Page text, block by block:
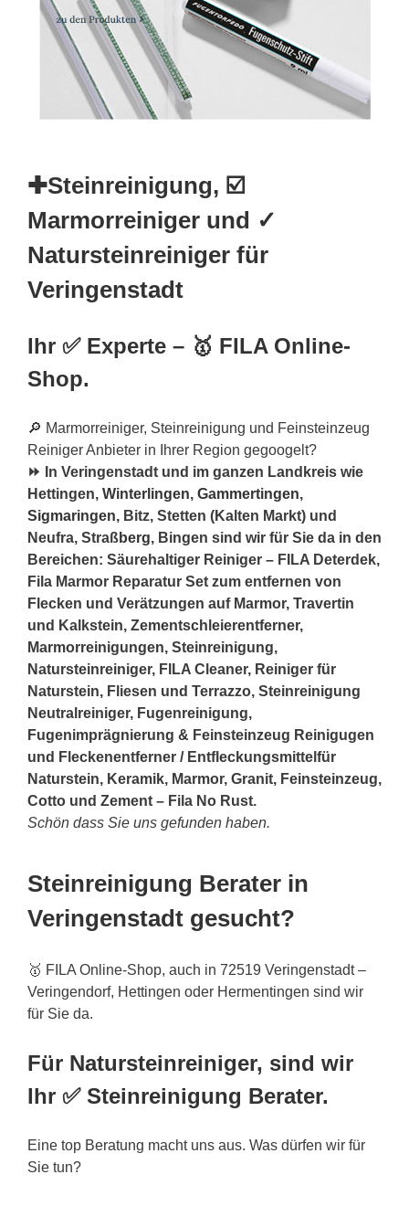
✚Steinreinigung, ☑️
Marmorreiniger und ✓
Natursteinreiniger für
Veringenstadt
Ihr ✅ Experte – 🥇 FILA Online-
Shop.
🔎 Marmorreiniger, Steinreinigung und Feinsteinzeug
Reiniger Anbieter in Ihrer Region gegoogelt?
⏩ In Veringenstadt und im ganzen Landkreis wie
Hettingen, Winterlingen, Gammertingen,
Sigmaringen, Bitz, Stetten (Kalten Markt) und
Neufra, Straßberg, Bingen sind wir für Sie da in den
Bereichen: Säurehaltiger Reiniger – FILA Deterdek,
Fila Marmor Reparatur Set zum entfernen von
Flecken und Verätzungen auf Marmor, Travertin
und Kalkstein, Zementschleierentferner,
Marmorreinigungen, Steinreinigung,
Natursteinreiniger, FILA Cleaner, Reiniger für
Naturstein, Fliesen und Terrazzo, Steinreinigung
Neutralreiniger, Fugenreinigung,
Fugenimprägnierung & Feinsteinzeug Reinigugen
und Fleckenentferner / Entfleckungsmittelfür
Naturstein, Keramik, Marmor, Granit, Feinsteinzeug,
Cotto und Zement – Fila No Rust.
Schön dass Sie uns gefunden haben.
Steinreinigung Berater in
Veringenstadt gesucht?
🥇 FILA Online-Shop, auch in 72519 Veringenstadt –
Veringendorf, Hettingen oder Hermentingen sind wir
für Sie da.
Für Natursteinreiniger, sind wir
Ihr ✅ Steinreinigung Berater.
Eine top Beratung macht uns aus. Was dürfen wir für
Sie tun?